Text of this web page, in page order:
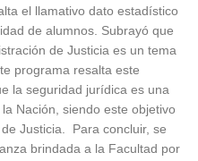
el llamativo dato estadístico
de alumnos. Subrayó que
de Justicia es un tema
programa resalta este
la seguridad jurídica es una
Nación, siendo este objetivo
Justicia. Para concluir, se
brindada a la Facultad por